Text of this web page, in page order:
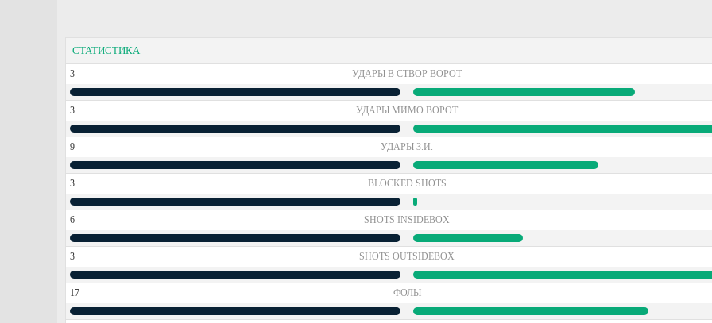
СТАТИСТИКА
3 УДАРЫ В СТВОР ВОРОТ
3 УДАРЫ МИМО ВОРОТ
9 УДАРЫ З.И.
3 BLOCKED SHOTS
6 SHOTS INSIDEBOX
3 SHOTS OUTSIDEBOX
17 ФОЛЫ